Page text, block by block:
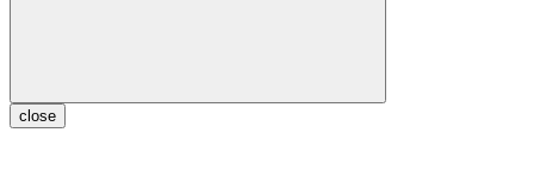
close